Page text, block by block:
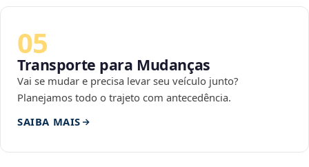
05
Transporte para Mudanças
Vai se mudar e precisa levar seu veículo junto?
Planejamos todo o trajeto com antecedência.
SAIBA MAIS